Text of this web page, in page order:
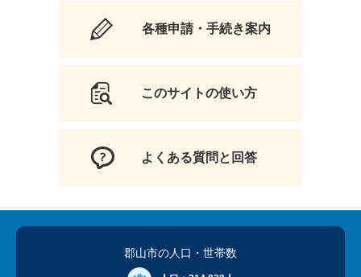
各種申請・手続き案内
このサイトの使い方
よくある質問と回答
郡山市の人口 ・世帯数